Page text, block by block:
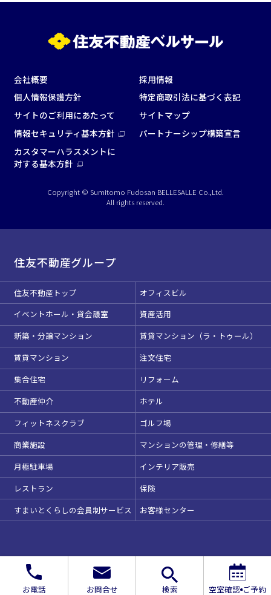
会社概要
採用情報
個人情報保護方針
特定商取引法に基づく表記
サイトのご利用にあたって
サイトマップ
情報セキュリティ基本方針
パートナーシップ構築宣言
カスタマーハラスメントに
対する基本方針
Copyright © Sumitomo Fudosan BELLESALLE Co.,Ltd.
All rights reserved.
住友不動産グループ
住友不動産トップ
オフィスビル
イベントホール・貸会議室
資産活用
新築・分譲マンション
賃貸マンション（ラ・トゥール）
賃貸マンション
注文住宅
集合住宅
リフォーム
不動産仲介
ホテル
フィットネスクラブ
ゴルフ場
商業施設
マンションの管理・修繕等
月極駐車場
インテリア販売
レストラン
保険
すまいとくらしの会員制サービス
お客様センター
お電話 お問合せ 検索 空室確認ご予約